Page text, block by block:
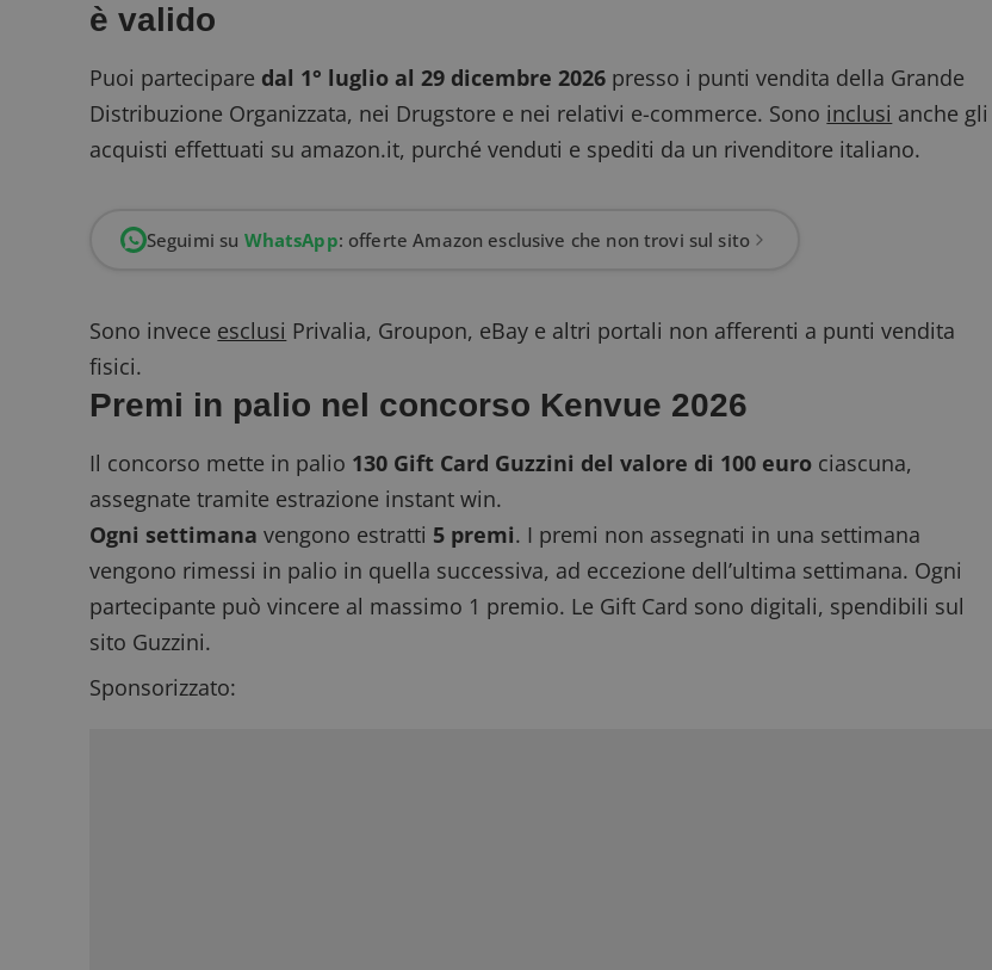
è valido
Puoi partecipare dal 1° luglio al 29 dicembre 2026 presso i punti vendita della Grande
Distribuzione Organizzata, nei Drugstore e nei relativi e-commerce. Sono inclusi anche gli
acquisti effettuati su amazon.it, purché venduti e spediti da un rivenditore italiano.
Seguimi su WhatsApp: offerte Amazon esclusive che non trovi sul sito
Sono invece esclusi Privalia, Groupon, eBay e altri portali non afferenti a punti vendita
fisici.
Premi in palio nel concorso Kenvue 2026
Il concorso mette in palio 130 Gift Card Guzzini del valore di 100 euro ciascuna,
assegnate tramite estrazione instant win.
Ogni settimana vengono estratti 5 premi. I premi non assegnati in una settimana
vengono rimessi in palio in quella successiva, ad eccezione dell’ultima settimana. Ogni
partecipante può vincere al massimo 1 premio. Le Gift Card sono digitali, spendibili sul
sito Guzzini.
Sponsorizzato: